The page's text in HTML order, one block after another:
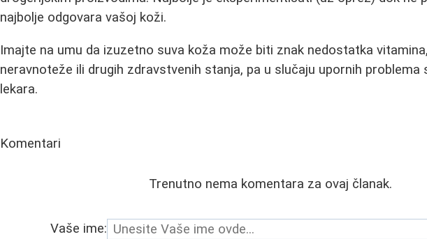
najbolje odgovara vašoj koži.
Imajte na umu da izuzetno suva koža može biti znak nedostatka
neravnoteže ili drugih zdravstvenih stanja, pa u slučaju upornih problema
lekara.
Komentari
Trenutno nema komentara za ovaj članak.
Vaše ime: